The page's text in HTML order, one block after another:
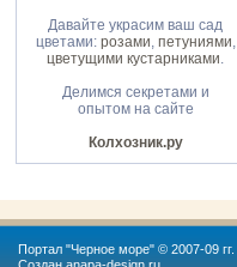
Давайте украсим ваш сад
цветами: розами, петуниями,
цветущими кустарниками.
Делимся секретами и
опытом на сайте
Колхозник.ру
Портал "Черное море" © 2007-09 гг.